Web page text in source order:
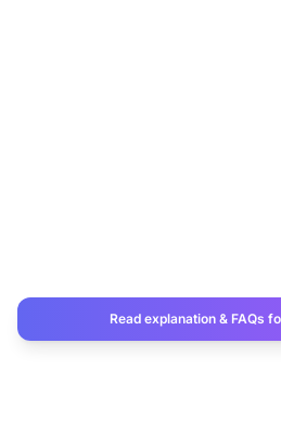
Read explanation & FAQs